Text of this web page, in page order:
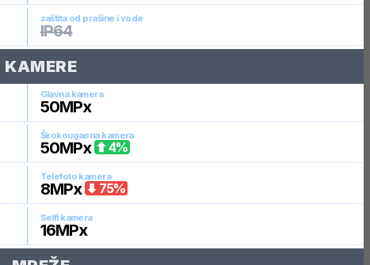
zaštita od prašine i vode
IP64
KAMERE
Glavna kamera
50MPx
Širokougaona kamera
50MPx 4%
Telefoto kamera
8MPx 75%
Selfi kamera
16MPx